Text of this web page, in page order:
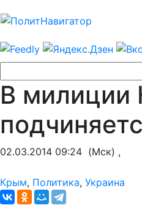
В милиции
02.03.2014 09:24 (Мск) ,
Крым, Политика, Украина